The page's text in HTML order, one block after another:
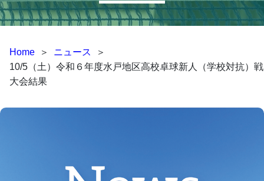
Home ＞ ニュース
＞
10/5（土）令和６年度水戸地区高校卓球新人（学校対抗）戦
大会結果